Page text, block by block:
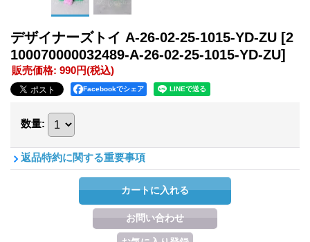
デザイナーズトイ A-26-02-25-1015-YD-ZU [2
100070000032489-A-26-02-25-1015-YD-ZU]
販売価格: 990円(税込)
Facebookでシェア
数量:
返品特約に関する重要事項